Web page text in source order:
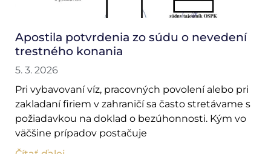
Apostila potvrdenia zo súdu o nevedení
trestného konania
5. 3. 2026
Pri vybavovaní víz, pracovných povolení alebo pri
zakladaní firiem v zahraničí sa často stretávame s
požiadavkou na doklad o bezúhonnosti. Kým vo
väčšine prípadov postačuje